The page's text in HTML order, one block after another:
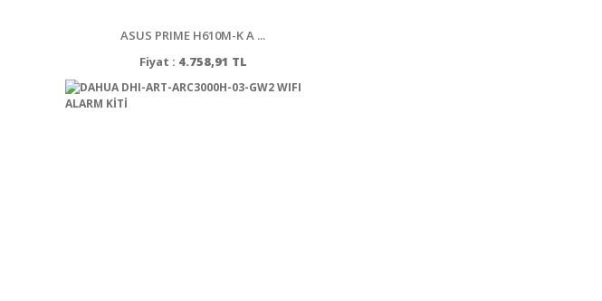
ASUS PRIME H610M-K A ...
Fiyat : 4.758,91 TL